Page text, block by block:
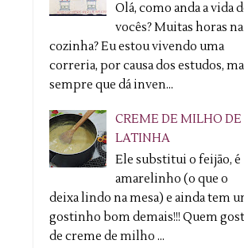
Olá, como anda a vida
vocês? Muitas horas na
cozinha? Eu estou vivendo uma
correria, por causa dos estudos,
sempre que dá inven...
CREME DE MILHO DE
LATINHA
Ele substitui o feijão, é
amarelinho (o que o
deixa lindo na mesa) e ainda tem
gostinho bom demais!!! Quem
de creme de milho ...